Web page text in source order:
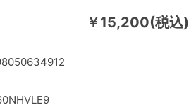
￥15,200(税込)